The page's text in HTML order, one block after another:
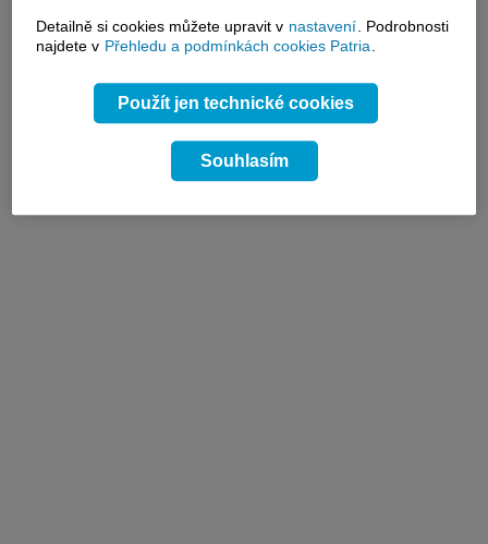
Detailně si cookies můžete upravit v nastavení. Podrobnosti
najdete v Přehledu a podmínkách cookies Patria.
Použít jen technické cookies
Souhlasím